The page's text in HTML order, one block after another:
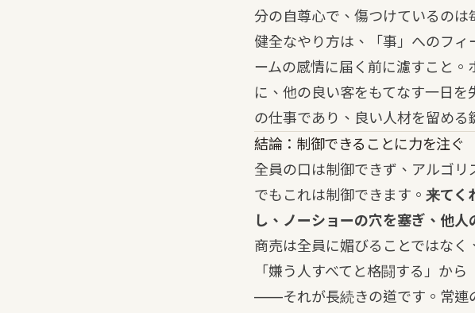
分の自尊心で、傷つけているのは
健全なやり方は、「事」へのフ
ームの感情に届く前に濾すこと
に、他の良い客をもてなす一日
の仕事であり、良い人材を留める
結論：制御できることに力を注ぐ
全員の口は制御できず、アルゴリ
でもこれは制御できます。 来てく
し、ノーショーの穴を塞ぎ、他
商売は全員に媚びることではなく
「嫌う人すべてと格闘する」か
——それが長続きの道です。常連